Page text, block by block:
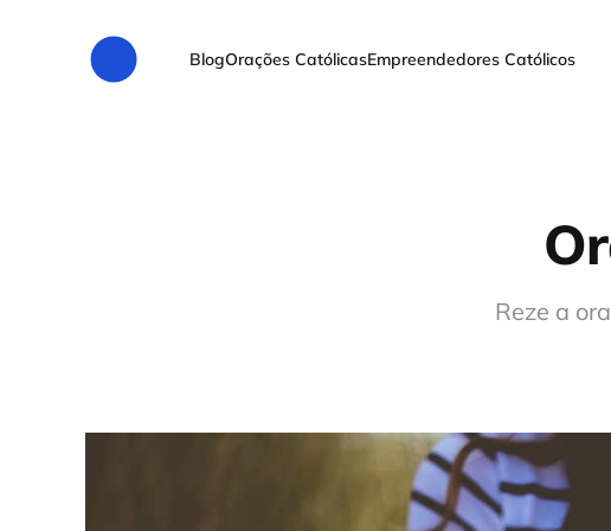
BlogOrações CatólicasEmpreendedores Católicos
Reze a